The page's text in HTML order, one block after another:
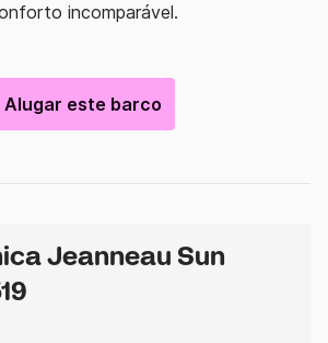
incomparável.
Alugar este barco
Jeanneau Sun